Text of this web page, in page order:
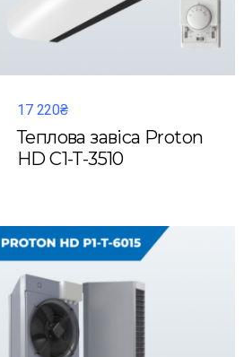
17 220₴
Теплова завіса Proton
HD C1-T-3510